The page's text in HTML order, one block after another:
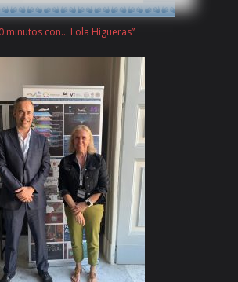
minutos con… Lola Higueras”